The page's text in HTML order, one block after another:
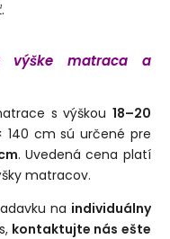
výške matraca a
s výškou 18–20
140 cm sú určené pre
. Uvedená cena platí
matracov.
na individuálny
kontaktujte nás ešte